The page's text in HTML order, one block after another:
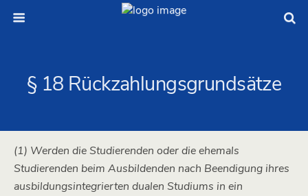
§ 18 Rückzahlungsgrundsätze
(1) Werden die Studierenden oder die ehemals
Studierenden beim Ausbildenden nach Beendigung ihres
ausbildungsintegrierten dualen Studiums in ein